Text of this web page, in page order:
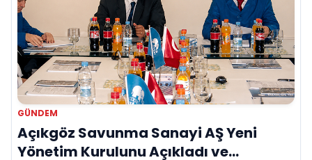
GÜNDEM
Açıkgöz Savunma Sanayi AŞ Yeni
Yönetim Kurulunu Açıkladı ve